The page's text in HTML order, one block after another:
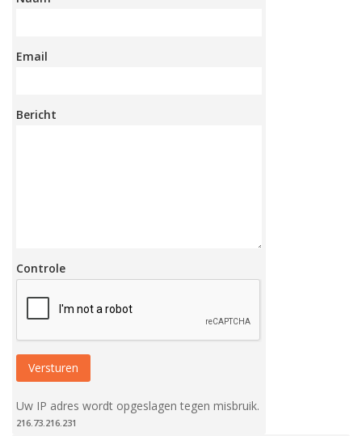
Email
Bericht
Controle
Uw IP adres wordt opgeslagen tegen misbruik.
216.73.216.231